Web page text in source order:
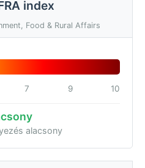
index
Food & Rural Affairs
7 9 10
alacsony